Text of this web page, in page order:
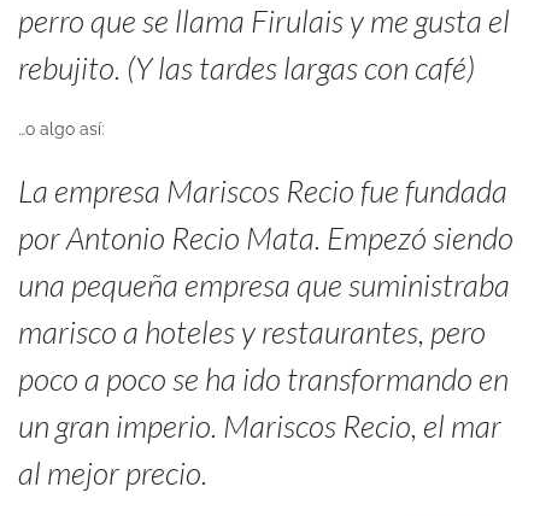
perro que se llama Firulais y me gusta el
rebujito. (Y las tardes largas con café)
…o algo así:
La empresa Mariscos Recio fue fundada
por Antonio Recio Mata. Empezó siendo
una pequeña empresa que suministraba
marisco a hoteles y restaurantes, pero
poco a poco se ha ido transformando en
un gran imperio. Mariscos Recio, el mar
al mejor precio.